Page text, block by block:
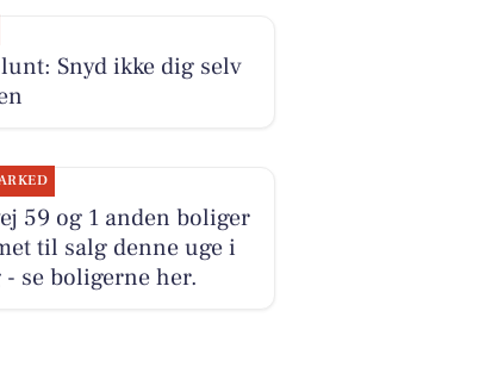
Snyd ikke dig selv
59 og 1 anden boliger
til salg denne uge i
se boligerne her.